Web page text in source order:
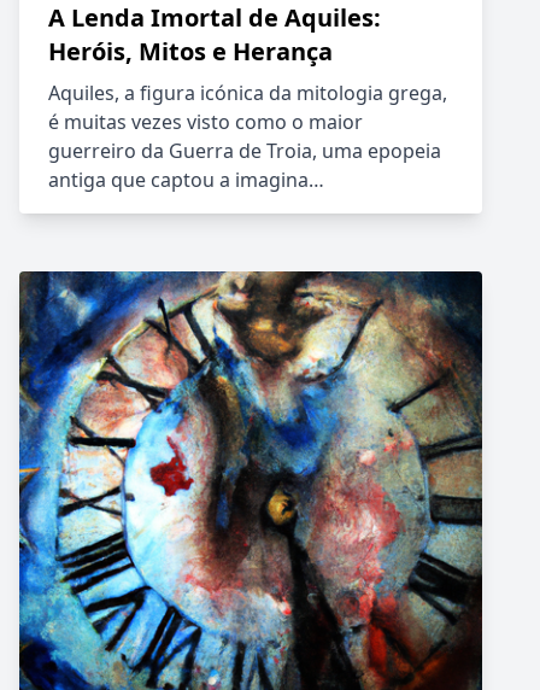
A Lenda Imortal de Aquiles:
Heróis, Mitos e Herança
Aquiles, a figura icónica da mitologia grega,
é muitas vezes visto como o maior
guerreiro da Guerra de Troia, uma epopeia
antiga que captou a imagina…